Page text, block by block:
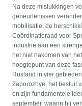
Na deze mislukkingen
gebeurtenissen
mobilisatie, de
Coördinatieraad voor
industrie aan een
het niet nakomen van
hoogtepunt van deze
Rusland in vier
Zaporozhye, het besluit
en zijn fundamentele
september, waarin hij